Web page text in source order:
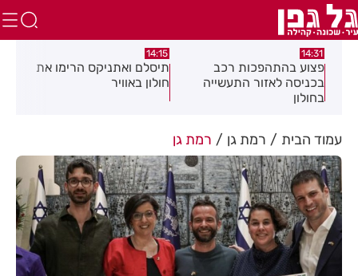
14:15
תיסלם ואתניקס הרימו את
חולון באוויר
13:05
פצוע בתאונת אופנוע במרכז
חולון
עמוד הבית רמת גן רמת גן